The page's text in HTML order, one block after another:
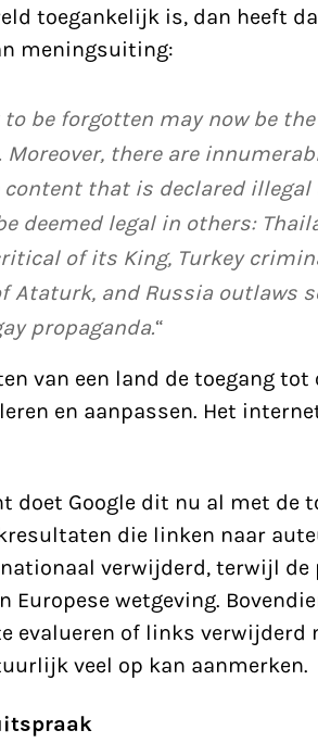
toegankelijk is, dan heeft
meningsuiting:
be forgotten may now be
Moreover, there are
content that is declared illegal
deemed legal in others:
of its King, Turkey
Ataturk, and Russia outlaws
propaganda.“
van een land de toegang
en aanpassen. Het
doet Google dit nu al met de
die linken naar
verwijderd, terwijl de
Europese wetgeving.
evalueren of links verwijderd
veel op kan aanmerken.